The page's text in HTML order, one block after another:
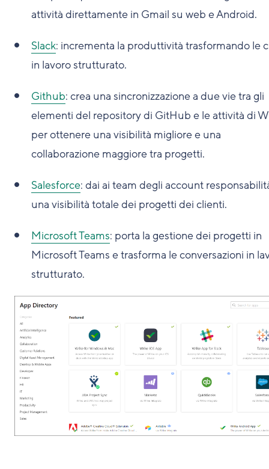
attività direttamente in Gmail su web e Android.
Slack: incrementa la produttività trasformando le
in lavoro strutturato.
Github: crea una sincronizzazione a due vie tra gli
elementi del repository di GitHub e le attività di
per ottenere una visibilità migliore e una
collaborazione maggiore tra progetti.
Salesforce: dai ai team degli account
una visibilità totale dei progetti dei clienti.
Microsoft Teams: porta la gestione dei progetti in
Microsoft Teams e trasforma le conversazioni in
strutturato.